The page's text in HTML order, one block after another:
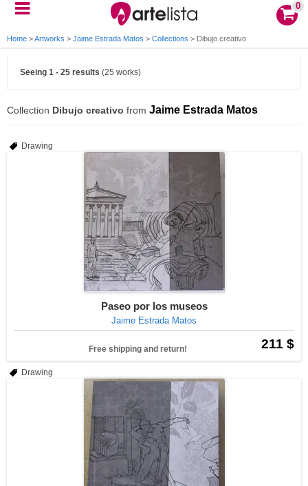
0
Home >Artworks > Jaime Estrada Matos > Collections > Dibujo creativo
Seeing 1 - 25 results (25 works)
Collection Dibujo creativo from Jaime Estrada Matos
Drawing
Paseo por los museos
Jaime Estrada Matos
211 $
Free shipping and return!
Drawing